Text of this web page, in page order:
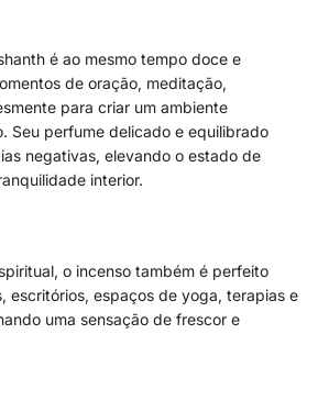
é ao mesmo tempo doce e
de oração, meditação,
para criar um ambiente
Seu perfume delicado e equilibrado
negativas, elevando o estado de
interior.
o incenso também é perfeito
escritórios, espaços de yoga, terapias e
uma sensação de frescor e